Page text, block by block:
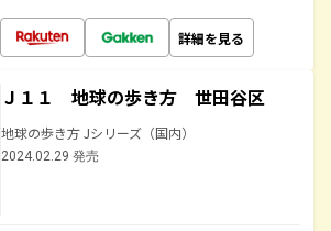
詳細を見る
Ｊ１１ 地球の歩き方 世田谷区
地球の歩き方 Jシリーズ（国内）
2024.02.29 発売